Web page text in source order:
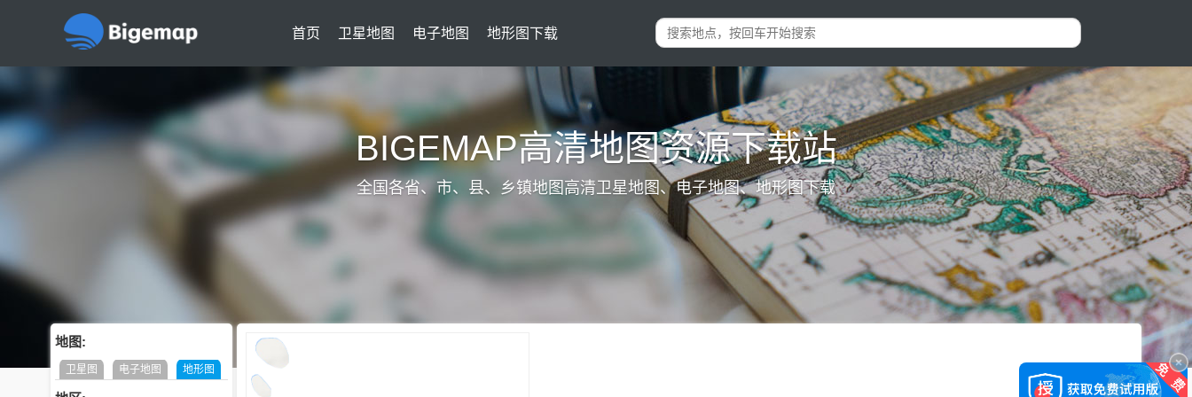
首页 卫星地图 电子地图 地形图下载
BIGEMAP高清地图资源下载站
全国各省、市、县、乡镇地图高清卫星地图、电子地图、地形图下载
地图:
卫星图 电子地图 地形图